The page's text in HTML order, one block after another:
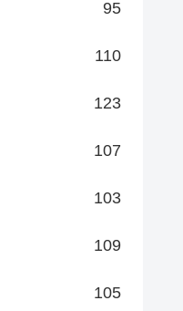
95
110
123
107
103
109
105